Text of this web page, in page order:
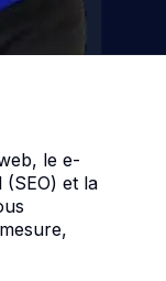
le e-
et la